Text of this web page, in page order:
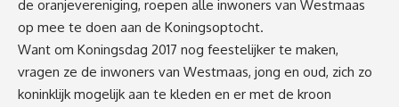
de oranjevereniging, roepen alle inwoners van Westmaas
op mee te doen aan de Koningsoptocht.
Want om Koningsdag 2017 nog feestelijker te maken,
vragen ze de inwoners van Westmaas, jong en oud, zich zo
koninklijk mogelijk aan te kleden en er met de kroon